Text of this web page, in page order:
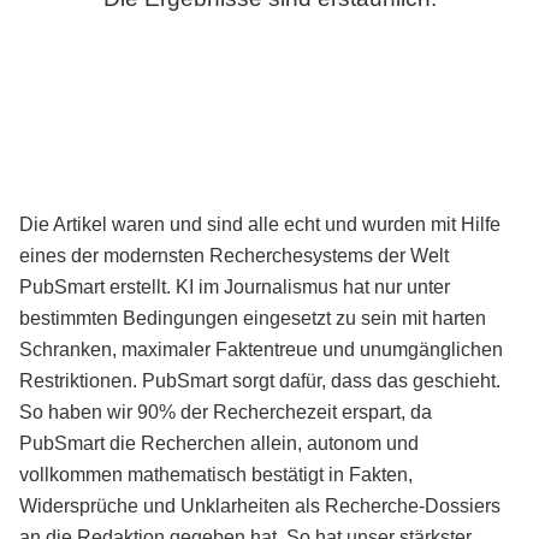
Die Artikel waren und sind alle echt und wurden mit Hilfe
eines der modernsten Recherchesystems der Welt
PubSmart erstellt. KI im Journalismus hat nur unter
bestimmten Bedingungen eingesetzt zu sein mit harten
Schranken, maximaler Faktentreue und unumgänglichen
Restriktionen. PubSmart sorgt dafür, dass das geschieht.
So haben wir 90% der Recherchezeit erspart, da
PubSmart die Recherchen allein, autonom und
vollkommen mathematisch bestätigt in Fakten,
Widersprüche und Unklarheiten als Recherche-Dossiers